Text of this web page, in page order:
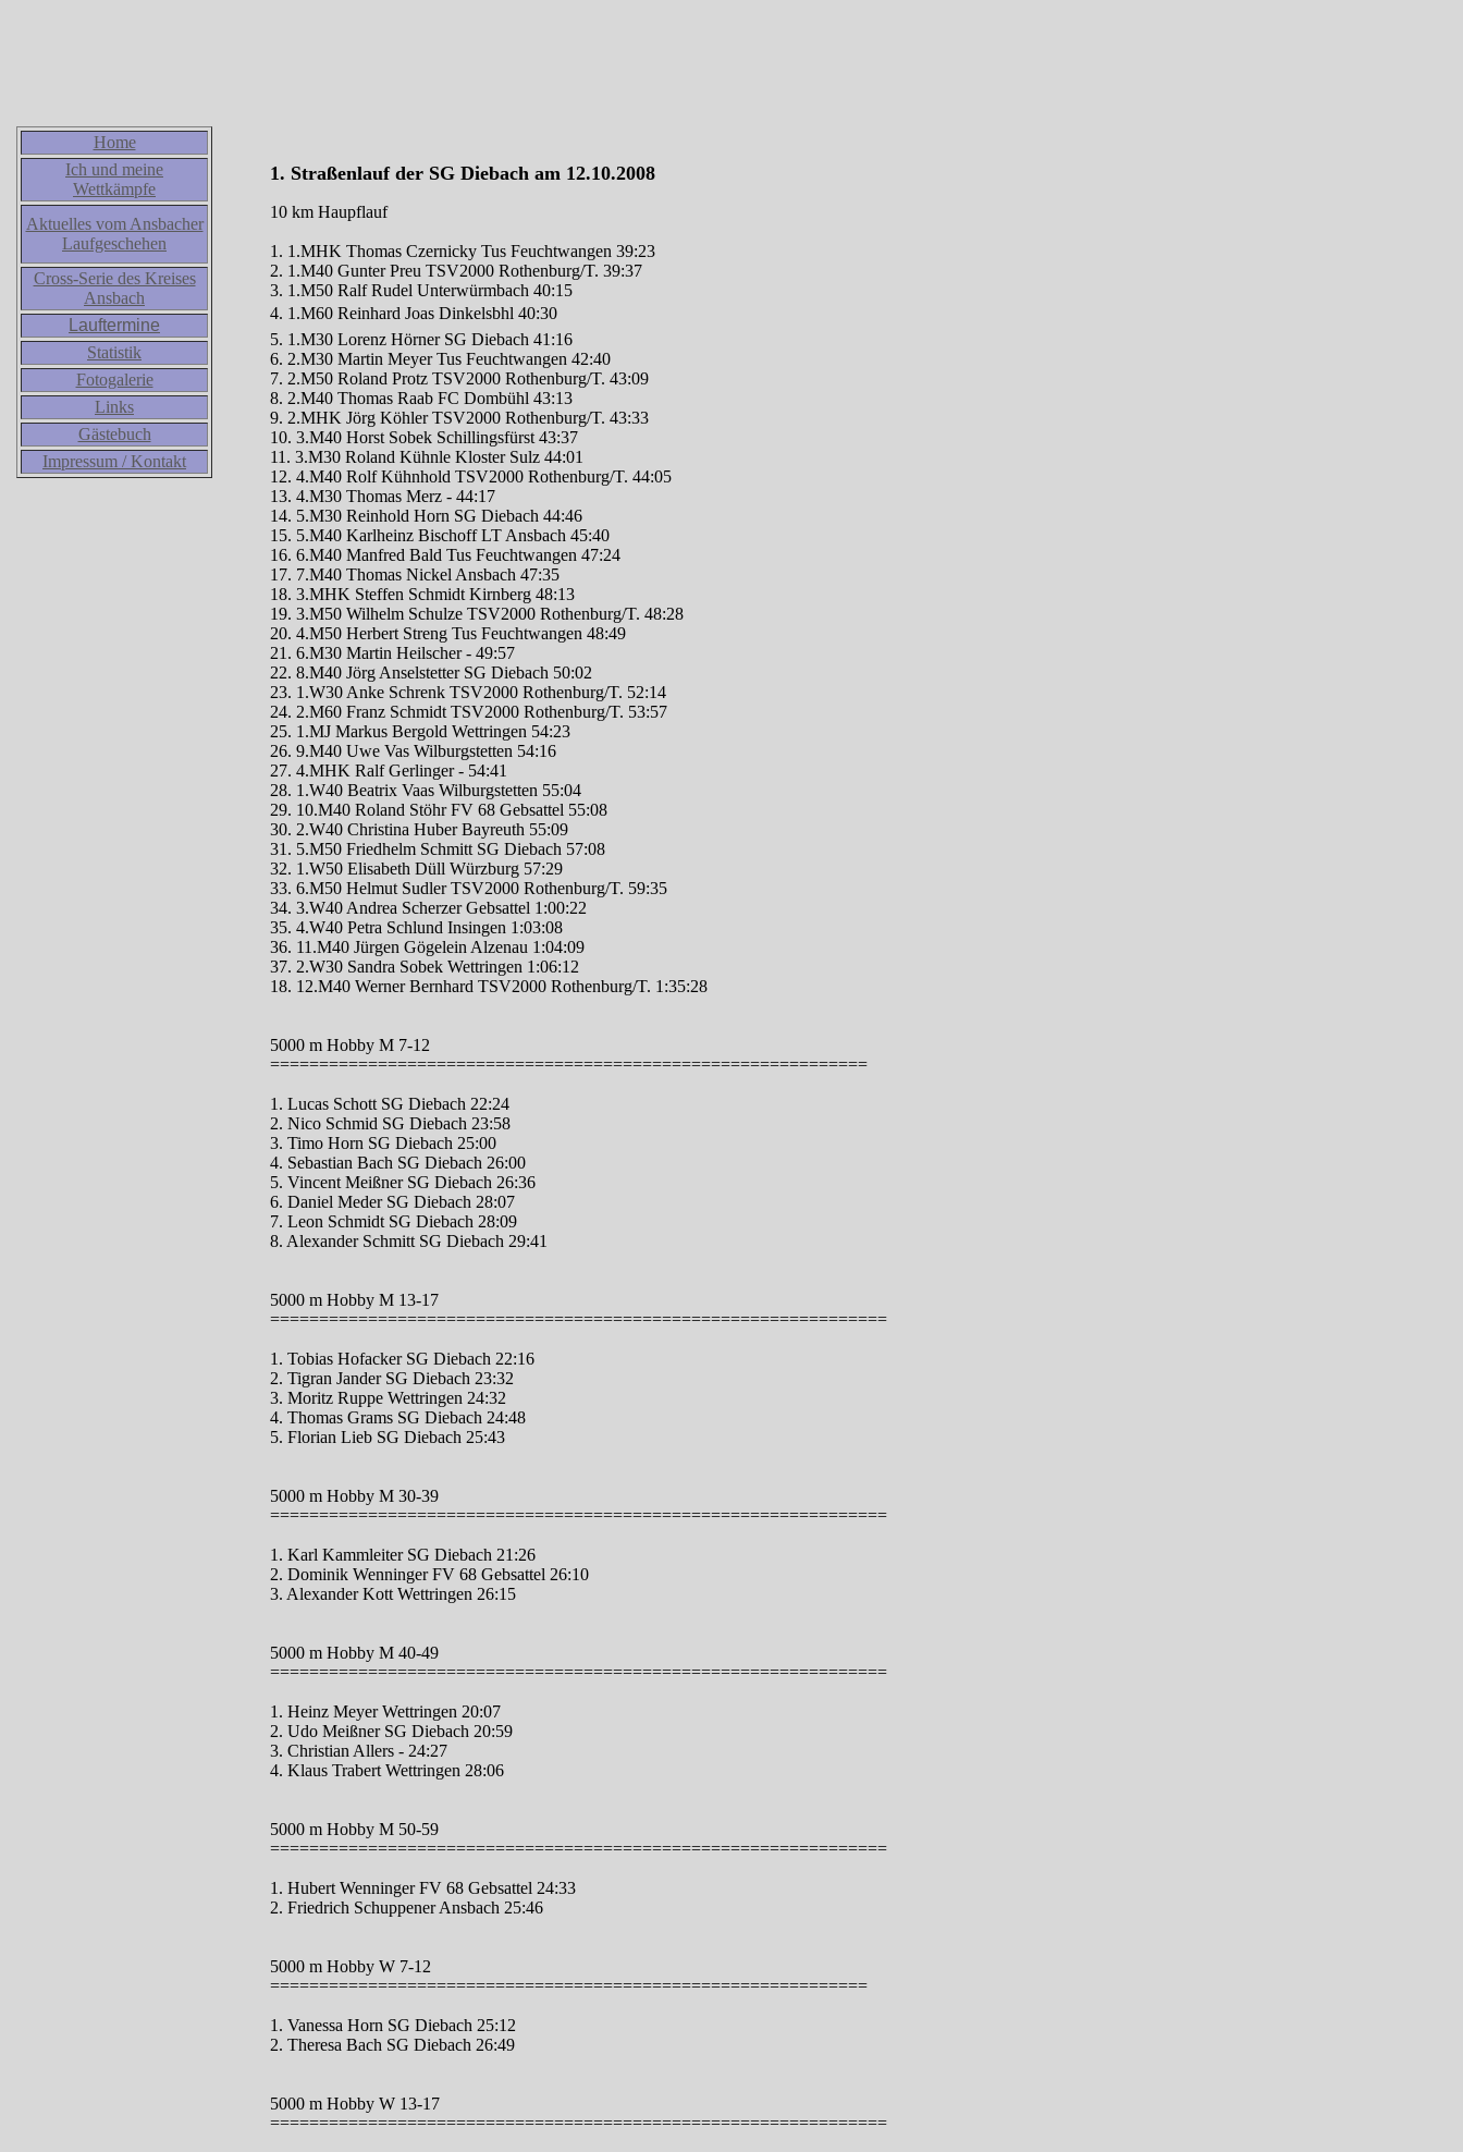
Home
Ich und meine
Wettkämpfe
Aktuelles vom Ansbacher
Laufgeschehen
Cross-Serie des Kreises
Ansbach
Lauftermine
Statistik
Fotogalerie
Links
Gästebuch
Impressum / Kontakt
1. Straßenlauf der SG Diebach am 12.10.2008
10 km Haupflauf
1. 1.MHK Thomas Czernicky Tus Feuchtwangen 39:23
2. 1.M40 Gunter Preu TSV2000 Rothenburg/T. 39:37
3. 1.M50 Ralf Rudel Unterwürmbach 40:15
4. 1.M60 Reinhard Joas Dinkelsbhl 40:30
5. 1.M30 Lorenz Hörner SG Diebach 41:16
6. 2.M30 Martin Meyer Tus Feuchtwangen 42:40
7. 2.M50 Roland Protz TSV2000 Rothenburg/T. 43:09
8. 2.M40 Thomas Raab FC Dombühl 43:13
9. 2.MHK Jörg Köhler TSV2000 Rothenburg/T. 43:33
10. 3.M40 Horst Sobek Schillingsfürst 43:37
11. 3.M30 Roland Kühnle Kloster Sulz 44:01
12. 4.M40 Rolf Kühnhold TSV2000 Rothenburg/T. 44:05
13. 4.M30 Thomas Merz - 44:17
14. 5.M30 Reinhold Horn SG Diebach 44:46
15. 5.M40 Karlheinz Bischoff LT Ansbach 45:40
16. 6.M40 Manfred Bald Tus Feuchtwangen 47:24
17. 7.M40 Thomas Nickel Ansbach 47:35
18. 3.MHK Steffen Schmidt Kirnberg 48:13
19. 3.M50 Wilhelm Schulze TSV2000 Rothenburg/T. 48:28
20. 4.M50 Herbert Streng Tus Feuchtwangen 48:49
21. 6.M30 Martin Heilscher - 49:57
22. 8.M40 Jörg Anselstetter SG Diebach 50:02
23. 1.W30 Anke Schrenk TSV2000 Rothenburg/T. 52:14
24. 2.M60 Franz Schmidt TSV2000 Rothenburg/T. 53:57
25. 1.MJ Markus Bergold Wettringen 54:23
26. 9.M40 Uwe Vas Wilburgstetten 54:16
27. 4.MHK Ralf Gerlinger - 54:41
28. 1.W40 Beatrix Vaas Wilburgstetten 55:04
29. 10.M40 Roland Stöhr FV 68 Gebsattel 55:08
30. 2.W40 Christina Huber Bayreuth 55:09
31. 5.M50 Friedhelm Schmitt SG Diebach 57:08
32. 1.W50 Elisabeth Düll Würzburg 57:29
33. 6.M50 Helmut Sudler TSV2000 Rothenburg/T. 59:35
34. 3.W40 Andrea Scherzer Gebsattel 1:00:22
35. 4.W40 Petra Schlund Insingen 1:03:08
36. 11.M40 Jürgen Gögelein Alzenau 1:04:09
37. 2.W30 Sandra Sobek Wettringen 1:06:12
18. 12.M40 Werner Bernhard TSV2000 Rothenburg/T. 1:35:28
5000 m Hobby M 7-12
=============================================================
1. Lucas Schott SG Diebach 22:24
2. Nico Schmid SG Diebach 23:58
3. Timo Horn SG Diebach 25:00
4. Sebastian Bach SG Diebach 26:00
5. Vincent Meißner SG Diebach 26:36
6. Daniel Meder SG Diebach 28:07
7. Leon Schmidt SG Diebach 28:09
8. Alexander Schmitt SG Diebach 29:41
5000 m Hobby M 13-17
===============================================================
1. Tobias Hofacker SG Diebach 22:16
2. Tigran Jander SG Diebach 23:32
3. Moritz Ruppe Wettringen 24:32
4. Thomas Grams SG Diebach 24:48
5. Florian Lieb SG Diebach 25:43
5000 m Hobby M 30-39
===============================================================
1. Karl Kammleiter SG Diebach 21:26
2. Dominik Wenninger FV 68 Gebsattel 26:10
3. Alexander Kott Wettringen 26:15
5000 m Hobby M 40-49
===============================================================
1. Heinz Meyer Wettringen 20:07
2. Udo Meißner SG Diebach 20:59
3. Christian Allers - 24:27
4. Klaus Trabert Wettringen 28:06
5000 m Hobby M 50-59
===============================================================
1. Hubert Wenninger FV 68 Gebsattel 24:33
2. Friedrich Schuppener Ansbach 25:46
5000 m Hobby W 7-12
=============================================================
1. Vanessa Horn SG Diebach 25:12
2. Theresa Bach SG Diebach 26:49
5000 m Hobby W 13-17
===============================================================